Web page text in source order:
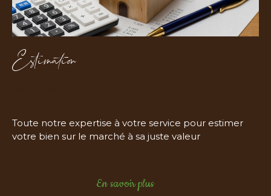
Estimation
Toute notre expertise à votre service pour estimer
votre bien sur le marché à sa juste valeur
En savoir plus
COUPS DE COEUR EXCLUSIVITÉS NOUVEAUTÉS